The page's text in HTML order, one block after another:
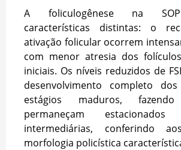
A foliculogênese na
características distintas: o
ativação folicular ocorrem
com menor atresia dos
iniciais. Os níveis reduzidos de
desenvolvimento completo
estágios maduros,
permaneçam
intermediárias, conferindo
morfologia policística